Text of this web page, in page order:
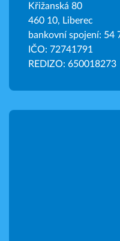
Křižanská 80
460 10, Liberec
bankovní spojení: 54
IČO: 72741791
REDIZO: 650018273